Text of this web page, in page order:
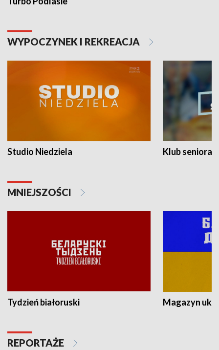
WYPOCZYNEK I REKREACJA
Studio Niedziela Klub seniora
MNIEJSZOŚCI
Tydzień białoruski Magazyn
REPORTAŻE